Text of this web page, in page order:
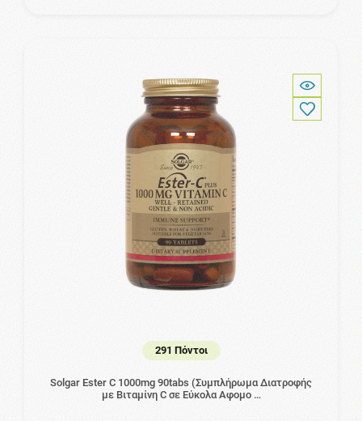
291 Πόντοι
Solgar Ester C 1000mg 90tabs (Συμπλήρωμα Διατροφής
με Βιταμίνη C σε Εύκολα Αφομο …